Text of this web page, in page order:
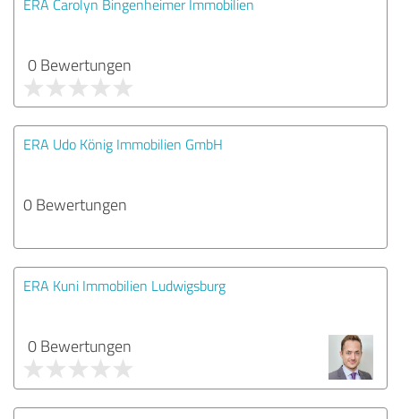
ERA Carolyn Bingenheimer Immobilien
0 Bewertungen
ERA Udo König Immobilien GmbH
0 Bewertungen
ERA Kuni Immobilien Ludwigsburg
0 Bewertungen